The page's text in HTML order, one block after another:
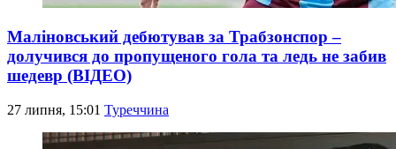
Маліновський дебютував за Трабзонспор –
долучився до пропущеного гола та ледь не забив
шедевр (ВІДЕО)
27 липня, 15:01 Туреччина